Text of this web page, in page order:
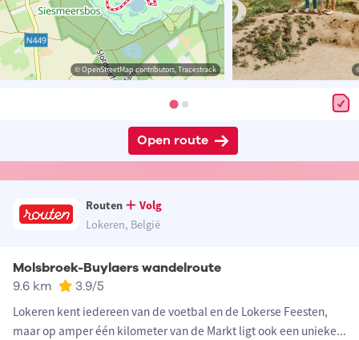
© OpenStreetMap contributors, Tracestrack
Open route
Routen
Volg
Lokeren, België
Molsbroek-Buylaers wandelroute
9.6 km 3.9/5
Lokeren kent iedereen van de voetbal en de Lokerse Feesten,
maar op amper één kilometer van de Markt ligt ook een unieke...